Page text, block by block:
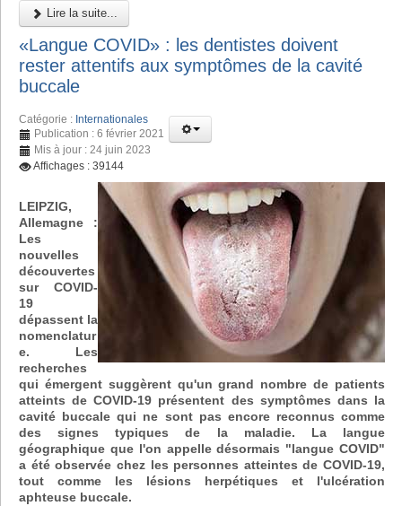
Lire la suite...
«Langue COVID» : les dentistes doivent
rester attentifs aux symptômes de la cavité
buccale
Catégorie : Internationales
Publication : 6 février 2021
Mis à jour : 24 juin 2023
Affichages : 39144
LEIPZIG,
Allemagne :
Les
nouvelles
découvertes
sur COVID-
19
dépassent la
nomenclatur
e. Les
recherches
qui émergent suggèrent qu'un grand nombre de patients
atteints de COVID-19 présentent des symptômes dans la
cavité buccale qui ne sont pas encore reconnus comme
des signes typiques de la maladie. La langue
géographique que l'on appelle désormais "langue COVID"
a été observée chez les personnes atteintes de COVID-19,
tout comme les lésions herpétiques et l'ulcération
aphteuse buccale.